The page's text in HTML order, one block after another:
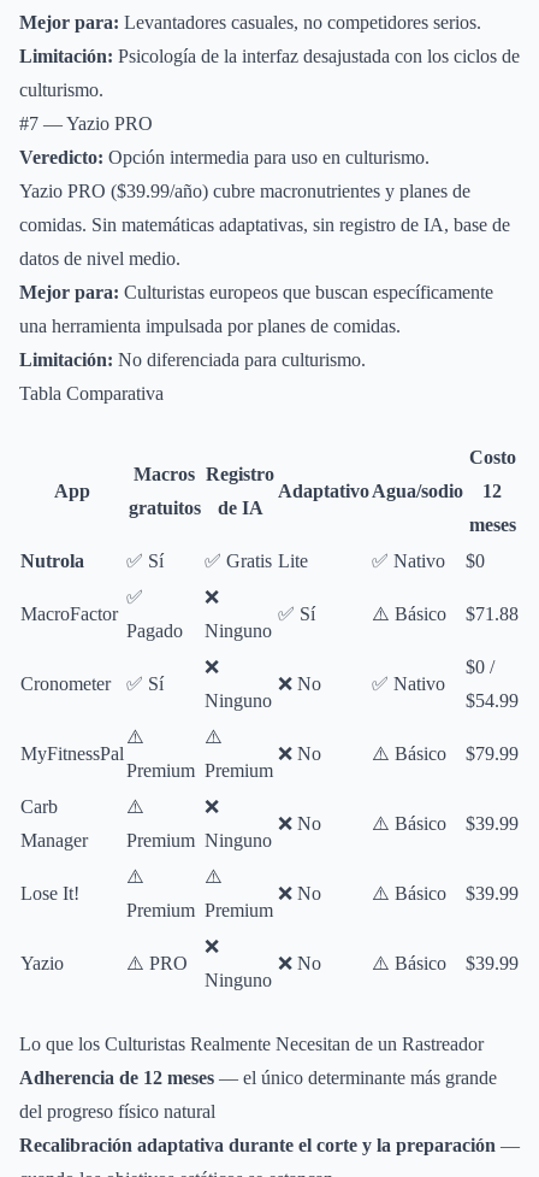
Mejor para: Levantadores casuales, no competidores serios.
Limitación: Psicología de la interfaz desajustada con los ciclos de
culturismo.
#7 — Yazio PRO
Veredicto: Opción intermedia para uso en culturismo.
Yazio PRO ($39.99/año) cubre macronutrientes y planes de
comidas. Sin matemáticas adaptativas, sin registro de IA, base de
datos de nivel medio.
Mejor para: Culturistas europeos que buscan específicamente
una herramienta impulsada por planes de comidas.
Limitación: No diferenciada para culturismo.
Tabla Comparativa
App
Macros
gratuitos
Registro
de IA
AdaptativoAgua/sodio
Costo
12
meses
Nutrola
✅ Sí ✅ Gratis Lite ✅ Nativo $0
MacroFactor
✅
Pagado
❌
Ninguno
✅ Sí ⚠️ Básico $71.88
Cronometer ✅ Sí
❌
Ninguno
❌ No ✅ Nativo
$0 /
$54.99
MyFitnessPal
⚠️
Premium
⚠️
Premium
❌ No ⚠️ Básico $79.99
Carb
Manager
⚠️
Premium
❌
Ninguno
❌ No ⚠️ Básico $39.99
Lose It!
⚠️
Premium
⚠️
Premium
❌ No ⚠️ Básico $39.99
Yazio ⚠️ PRO
❌
Ninguno
❌ No ⚠️ Básico $39.99
Lo que los Culturistas Realmente Necesitan de un Rastreador
Adherencia de 12 meses — el único determinante más grande
del progreso físico natural
Recalibración adaptativa durante el corte y la preparación —